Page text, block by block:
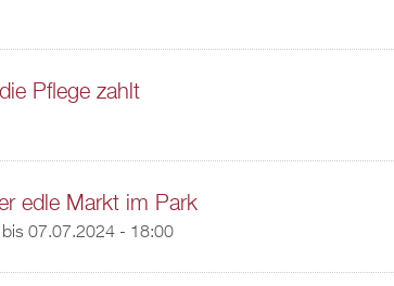
Pflege zahlt
edle Markt im Park
07.07.2024 - 18:00